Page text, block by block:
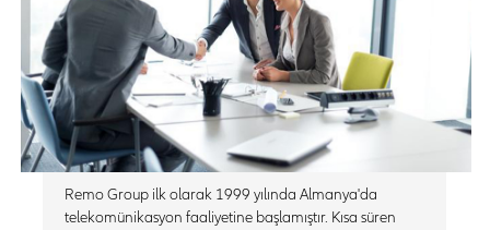
Remo Group ilk olarak 1999 yılında Almanya'da
telekomünikasyon faaliyetine başlamıştır. Kısa süren